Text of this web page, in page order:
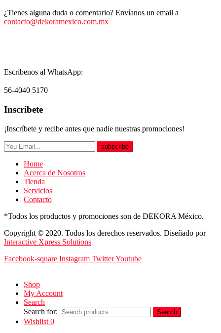
¿Tienes alguna duda o comentario? Envíanos un email a
contacto@dekoramexico.com.mx
Escríbenos al WhatsApp:
56-4040 5170
Inscríbete
¡Inscríbete y recibe antes que nadie nuestras promociones!
subscribe
Home
Acerca de Nosotros
Tienda
Servicios
Contacto
*Todos los productos y promociones son de DEKORA México.
Copyright © 2020. Todos los derechos reservados. Diseñado por
Interactive Xpress Solutions
Facebook-square Instagram TwitterYoutube
Shop
My Account
Search
Search for:
Search
Wishlist 0